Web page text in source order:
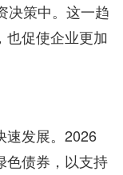
决策中。这一趋
也促使企业更加
速发展。2026
色债券，以支持